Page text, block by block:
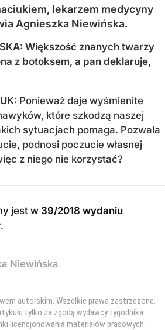
lekarzem medycyny
Agnieszka Niewińska.
Większość znanych twarzy
z botoksem, a pan deklaruje,
Ponieważ daje wyśmienite
które szkodzą naszej
sytuacjach pomaga. Pozwala
podnosi poczucie własnej
z niego nie korzystać?
jest w 39/2018 wydaniu
.
Niewińska
autorskim. Wszelkie prawa zastrzeżone.
tylko za zgodą wydawcy tygodnika
licencjonowania materiałów prasowych.